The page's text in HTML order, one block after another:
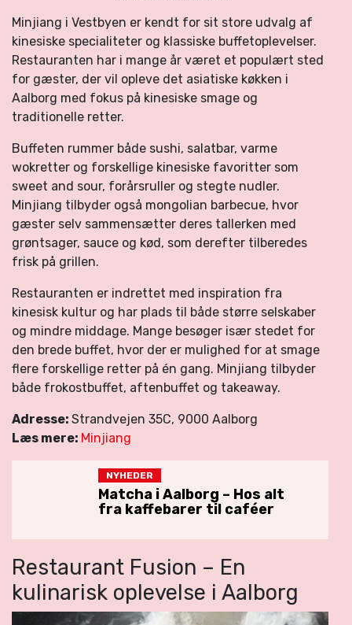
Minjiang i Vestbyen er kendt for sit store udvalg af
kinesiske specialiteter og klassiske buffetoplevelser.
Restauranten har i mange år været et populært sted
for gæster, der vil opleve det asiatiske køkken i
Aalborg med fokus på kinesiske smage og
traditionelle retter.
Buffeten rummer både sushi, salatbar, varme
wokretter og forskellige kinesiske favoritter som
sweet and sour, forårsruller og stegte nudler.
Minjiang tilbyder også mongolian barbecue, hvor
gæster selv sammensætter deres tallerken med
grøntsager, sauce og kød, som derefter tilberedes
frisk på grillen.
Restauranten er indrettet med inspiration fra
kinesisk kultur og har plads til både større selskaber
og mindre middage. Mange besøger især stedet for
den brede buffet, hvor der er mulighed for at smage
flere forskellige retter på én gang. Minjiang tilbyder
både frokostbuffet, aftenbuffet og takeaway.
Adresse: Strandvejen 35C, 9000 Aalborg
Læs mere: Minjiang
NYHEDER
Matcha i Aalborg – Hos alt
fra kaffebarer til caféer
Restaurant Fusion – En
kulinarisk oplevelse i Aalborg